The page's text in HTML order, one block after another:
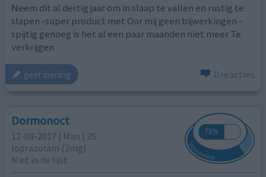
Neem dit al dertig jaar om in slaap te vallen en rustig te
slapen -super product met Oor mij geen bijwerkingen -
spijtig genoeg is het al een paar maanden niet meer Te
verkrijgen
geef mening 0 reacties
Dormonoct
12-08-2017 | Man | 35
loprazolam (2mg)
Niet in de lijst